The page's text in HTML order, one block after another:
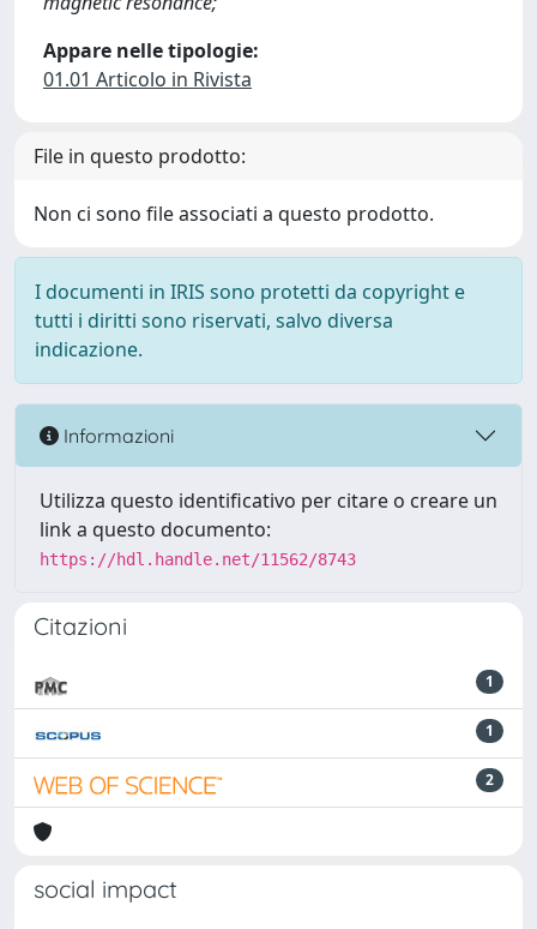
Appare nelle tipologie:
01.01 Articolo in Rivista
File in questo prodotto:
Non ci sono file associati a questo prodotto.
I documenti in IRIS sono protetti da copyright e
tutti i diritti sono riservati, salvo diversa
indicazione.
Informazioni
Utilizza questo identificativo per citare o creare un
link a questo documento:
https://hdl.handle.net/11562/8743
Citazioni
1
1
2
social impact